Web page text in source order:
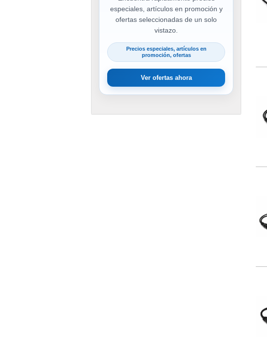
especiales, artículos en promoción y
ofertas seleccionadas de un solo
vistazo.
Precios especiales, artículos en
promoción, ofertas
Ver ofertas ahora